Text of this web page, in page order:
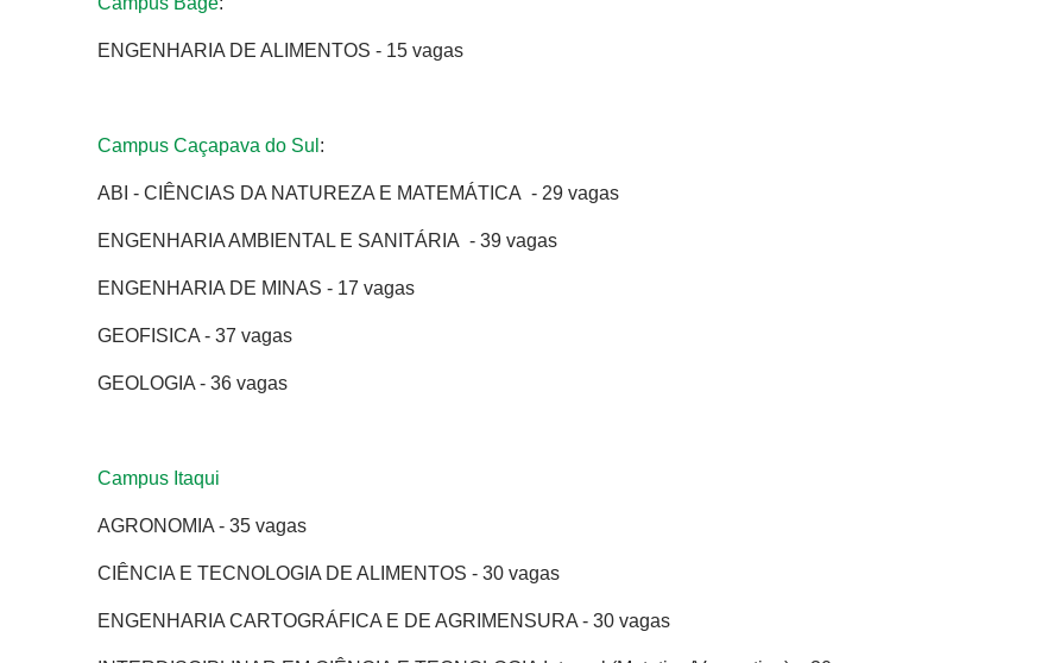
ENGENHARIA DE ALIMENTOS - 15 vagas
Campus Caçapava do Sul :
ABI - CIÊNCIAS DA NATUREZA E MATEMÁTICA - 29 vagas
ENGENHARIA AMBIENTAL E SANITÁRIA - 39 vagas
ENGENHARIA DE MINAS - 17 vagas
GEOFISICA - 37 vagas
GEOLOGIA - 36 vagas
Campus Itaqui
AGRONOMIA - 35 vagas
CIÊNCIA E TECNOLOGIA DE ALIMENTOS - 30 vagas
ENGENHARIA CARTOGRÁFICA E DE AGRIMENSURA - 30 vagas